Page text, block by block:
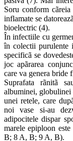
Soru conform cãreia
inflamate se
bioelectric (4).
În infectiile cu
în colectii purulente
specificã se
joc apãrarea
care va genera
Suprafata rãnitã
albuminei,
unei retele, care
noi vase si-au
adipocitele dispar
marele epiploon
B; 8 A, B; 9 A, B).